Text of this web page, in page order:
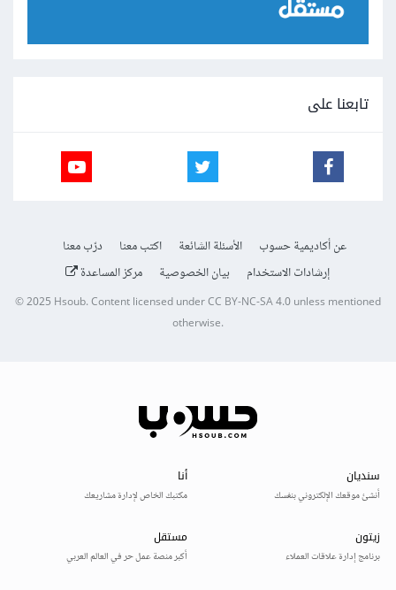
تابعنا على
عن أكاديمية حسوب الأسئلة الشائعة اكتب معنا
درّب معنا
إرشادات الاستخدام
بيان الخصوصية مركز المساعدة
© 2025Hsoub.Content licensed underCC BY-NC-SA 4.0unless mentioned
otherwise.